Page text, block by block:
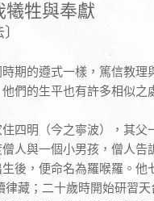
犧牲與奉獻
期的遵式一樣，篤信教
們的生平也有許多相似之
四明（今之寧波），其
人與一個小男孩，僧人
後，便命名為羅喉羅。
律藏；二十歲時開始研習